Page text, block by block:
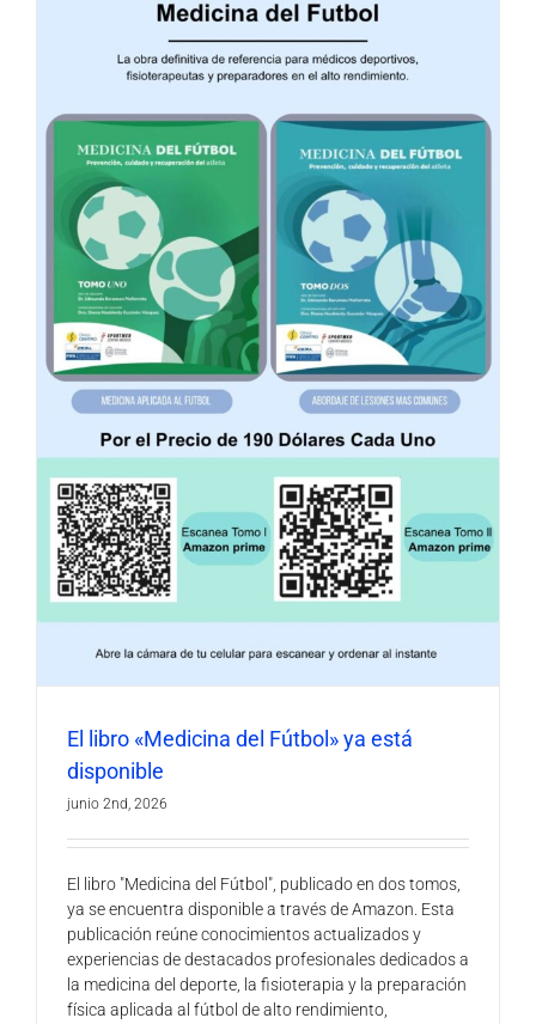
El libro «Medicina del Fútbol» ya está
disponible
junio 2nd, 2026
El libro "Medicina del Fútbol", publicado en dos tomos,
ya se encuentra disponible a través de Amazon. Esta
publicación reúne conocimientos actualizados y
experiencias de destacados profesionales dedicados a
la medicina del deporte, la fisioterapia y la preparación
física aplicada al fútbol de alto rendimiento,